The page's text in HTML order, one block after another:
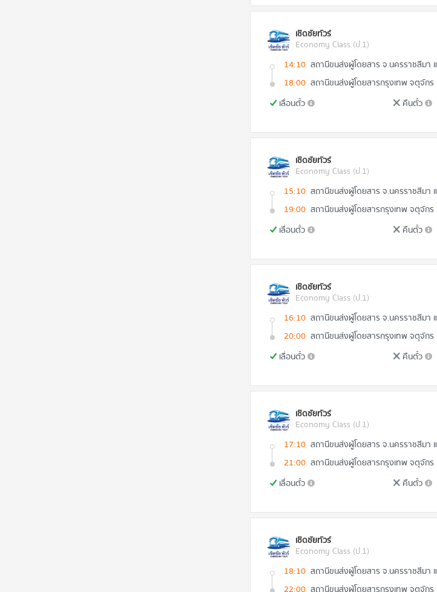
เชิดชัยทัวร์
Economy Class (ป.1)
14:10 สถานีขนส่งผู้โดยสาร จ.นครราชสีมา
18:00 สถานีขนส่งผู้โดยสารกรุงเทพ จตุจัก
เลื่อนตั๋ว
คืนตั๋ว
เชิดชัยทัวร์
Economy Class (ป.1)
15:10 สถานีขนส่งผู้โดยสาร จ.นครราชสีมา
19:00 สถานีขนส่งผู้โดยสารกรุงเทพ จตุจัก
เลื่อนตั๋ว
คืนตั๋ว
เชิดชัยทัวร์
Economy Class (ป.1)
16:10 สถานีขนส่งผู้โดยสาร จ.นครราชสีมา
20:00 สถานีขนส่งผู้โดยสารกรุงเทพ จตุจัก
เลื่อนตั๋ว
คืนตั๋ว
เชิดชัยทัวร์
Economy Class (ป.1)
17:10 สถานีขนส่งผู้โดยสาร จ.นครราชสีมา
21:00 สถานีขนส่งผู้โดยสารกรุงเทพ จตุจัก
เลื่อนตั๋ว
คืนตั๋ว
เชิดชัยทัวร์
Economy Class (ป.1)
18:10 สถานีขนส่งผู้โดยสาร จ.นครราชสีมา